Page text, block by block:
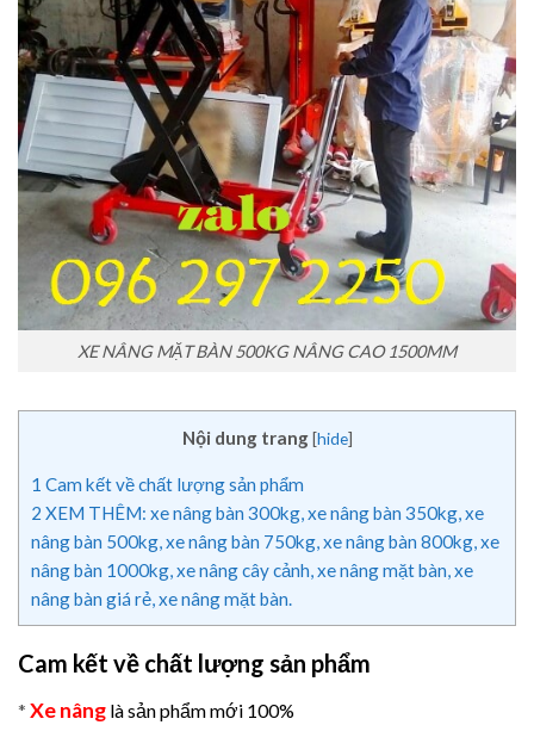
XE NÂNG MẶT BÀN 500KG NÂNG CAO 1500MM
Nội dung trang [hide]
1 Cam kết về chất lượng sản phẩm
2 XEM THÊM: xe nâng bàn 300kg, xe nâng bàn 350kg, xe
nâng bàn 500kg, xe nâng bàn 750kg, xe nâng bàn 800kg, xe
nâng bàn 1000kg, xe nâng cây cảnh, xe nâng mặt bàn, xe
nâng bàn giá rẻ, xe nâng mặt bàn.
Cam kết về chất lượng sản phẩm
* Xe nâng là sản phẩm mới 100%